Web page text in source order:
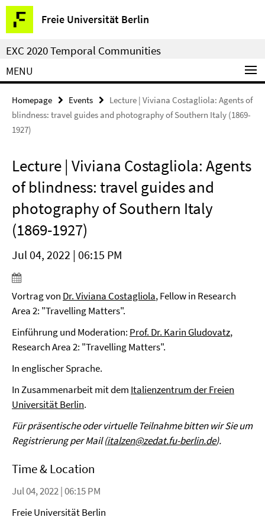
Springe
direkt
zu
Inhalt
Freie Universität Berlin
Service
Navigation
EXC 2020 Temporal Communities
MENU
Homepage Events
Lecture | Viviana Costagliola: Agents of
blindness: travel guides and photography of Southern Italy (1869-
1927)
Lecture | Viviana Costagliola: Agents
of blindness: travel guides and
photography of Southern Italy
(1869-1927)
Jul 04, 2022 | 06:15 PM
Vortrag von Dr. Viviana Costagliola, Fellow in Research
Area 2: "Travelling Matters".
Einführung und Moderation: Prof. Dr. Karin Gludovatz,
Research Area 2: "Travelling Matters".
In englischer Sprache.
In Zusammenarbeit mit dem Italienzentrum der Freien
Universität Berlin.
Für präsentische oder virtuelle Teilnahme bitten wir Sie um
Registrierung per Mail (italzen@zedat.fu-berlin.de).
Time & Location
Jul 04, 2022 | 06:15 PM
Freie Universität Berlin